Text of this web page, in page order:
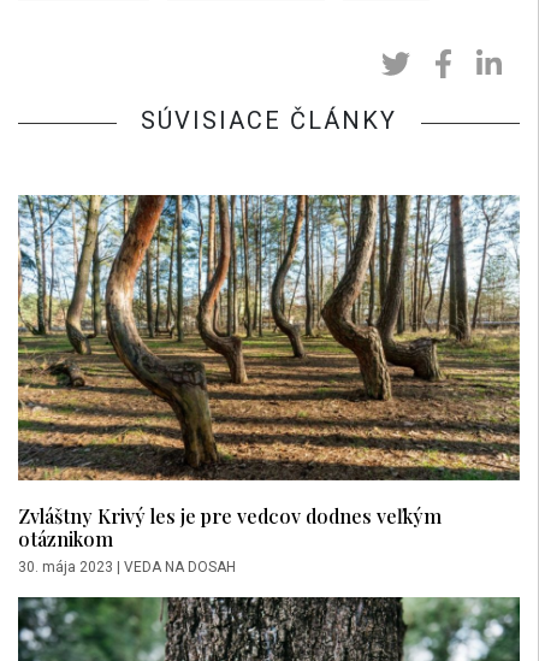
SÚVISIACE ČLÁNKY
Zvláštny Krivý les je pre vedcov dodnes veľkým
otáznikom
30. mája 2023 | VEDA NA DOSAH